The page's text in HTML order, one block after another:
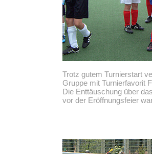
Trotz gutem Turnierstart
Gruppe mit Turnierfavorit
Die Enttäuschung über
vor der Eröffnungsfeier